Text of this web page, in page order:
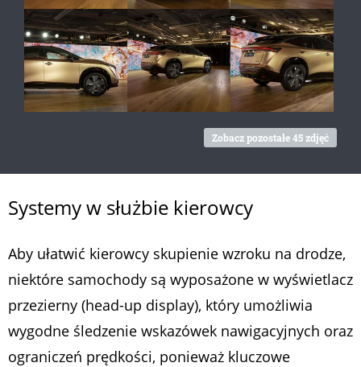
Zobacz pozostałe 45 zdjęć
Systemy w służbie kierowcy
Aby ułatwić kierowcy skupienie wzroku na drodze,
niektóre samochody są wyposażone w wyświetlacz
przezierny (head-up display), który umożliwia
wygodne śledzenie wskazówek nawigacyjnych oraz
ograniczeń prędkości, ponieważ kluczowe